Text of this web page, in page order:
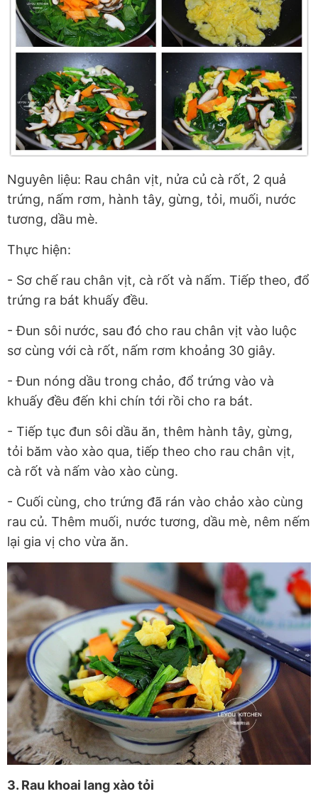
Nguyên liệu: Rau chân vịt, nửa củ cà rốt, 2 quả
trứng, nấm rơm, hành tây, gừng, tỏi, muối, nước
tương, dầu mè.
Thực hiện:
- Sơ chế rau chân vịt, cà rốt và nấm. Tiếp theo, đổ
trứng ra bát khuấy đều.
- Đun sôi nước, sau đó cho rau chân vịt vào luộc
sơ cùng với cà rốt, nấm rơm khoảng 30 giây.
- Đun nóng dầu trong chảo, đổ trứng vào và
khuấy đều đến khi chín tới rồi cho ra bát.
- Tiếp tục đun sôi dầu ăn, thêm hành tây, gừng,
tỏi băm vào xào qua, tiếp theo cho rau chân vịt,
cà rốt và nấm vào xào cùng.
- Cuối cùng, cho trứng đã rán vào chảo xào cùng
rau củ. Thêm muối, nước tương, dầu mè, nêm nếm
lại gia vị cho vừa ăn.
3. Rau khoai lang xào tỏi